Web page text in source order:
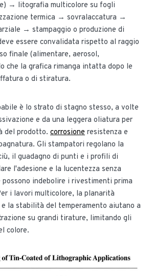
→ litografia multicolore su fogli
termica → sovralaccatura →
→ stampaggio o produzione di
essere convalidata rispetto al raggio
finale (alimentare, aerosol,
che la grafica rimanga intatta dopo le
o di stiratura.
è lo strato di stagno stesso, a volte
e da una leggera oliatura per
del prodotto. corrosione resistenza e
Gli stampatori regolano la
il guadagno di punti e i profili di
l'adesione e la lucentezza senza
indebolire i rivestimenti prima
i lavori multicolore, la planarità
la stabilità del temperamento aiutano a
su grandi tirature, limitando gli
colore.